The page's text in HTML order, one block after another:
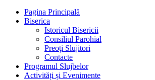
Pagina Principală
Biserica
Istoricul Bisericii
Consiliul Parohial
Preoți Slujitori
Contacte
Programul Slujbelor
Activități și Evenimente